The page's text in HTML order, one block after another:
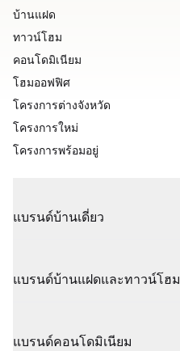
บ้านแฝด
ทาวน์โฮม
คอนโดมิเนียม
โฮมออฟฟิศ
โครงการต่างจังหวัด
โครงการใหม่
โครงการพร้อมอยู่
แบรนด์บ้านเดี่ยว
แบรนด์บ้านแฝดและทาวน์โฮม
แบรนด์คอนโดมิเนียม